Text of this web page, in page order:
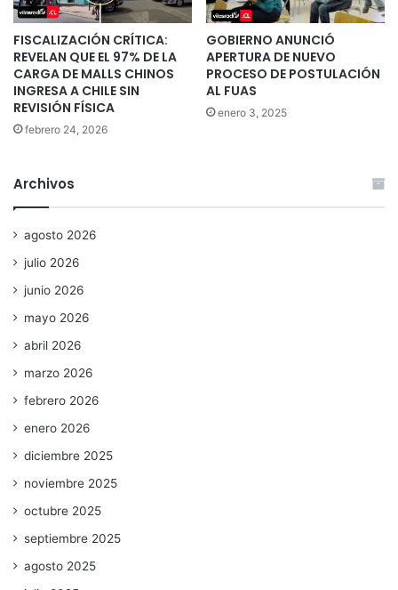
FISCALIZACIÓN CRÍTICA:
REVELAN QUE EL 97% DE LA
CARGA DE MALLS CHINOS
INGRESA A CHILE SIN
REVISIÓN FÍSICA
febrero 24, 2026
GOBIERNO ANUNCIÓ
APERTURA DE NUEVO
PROCESO DE POSTULACIÓN
AL FUAS
enero 3, 2025
Archivos
agosto 2026
julio 2026
junio 2026
mayo 2026
abril 2026
marzo 2026
febrero 2026
enero 2026
diciembre 2025
noviembre 2025
octubre 2025
septiembre 2025
agosto 2025